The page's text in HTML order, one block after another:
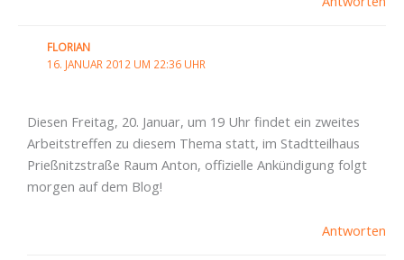
FLORIAN
16. JANUAR 2012 UM 22:36 UHR
Diesen Freitag, 20. Januar, um 19 Uhr findet ein zweites
Arbeitstreffen zu diesem Thema statt, im Stadtteilhaus
Prießnitzstraße Raum Anton, offizielle Ankündigung folgt
morgen auf dem Blog!
Antworten